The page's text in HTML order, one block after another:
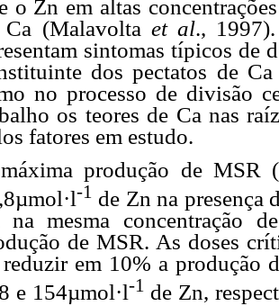
o Zn em altas
Ca (Malavolta et al.,
sintomas típicos de
dos pectatos de
no processo de divisão
os teores de Ca nas
fatores em estudo.
produção de MSR
-1 de Zn na presença
na mesma concentração
de MSR. As doses
reduzir em 10% a produção
e 154µmol·l-1 de Zn,